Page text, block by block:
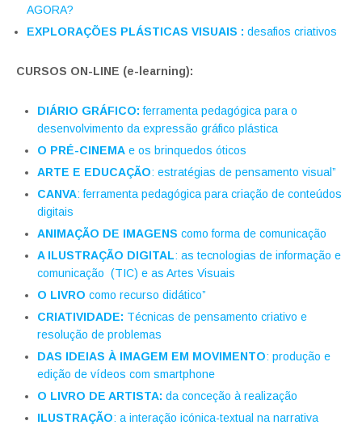
AGORA?
EXPLORAÇÕES PLÁSTICAS VISUAIS : desafios criativos
CURSOS ON-LINE (e-learning):
DIÁRIO GRÁFICO:ferramenta pedagógica para o
desenvolvimento da expressão gráfico plástica
O PRÉ-CINEMA e os brinquedos óticos
ARTE E EDUCAÇÃO: estratégias de pensamento visual”
CANVA: ferramenta pedagógica para criação de conteúdos
digitais
ANIMAÇÃO DE IMAGENS como forma de comunicação
A ILUSTRAÇÃO DIGITAL: as tecnologias de informação e
comunicação (TIC) e as Artes Visuais
O LIVRO como recurso didático”
CRIATIVIDADE: Técnicas de pensamento criativo e
resolução de problemas
DAS IDEIAS À IMAGEM EM MOVIMENTO: produção e
edição de vídeos com smartphone
O LIVRO DE ARTISTA: da conceção à realização
ILUSTRAÇÃO: a interação icónica-textual na narrativa